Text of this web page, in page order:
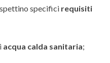
specifici requisiti
acqua calda sanitaria;